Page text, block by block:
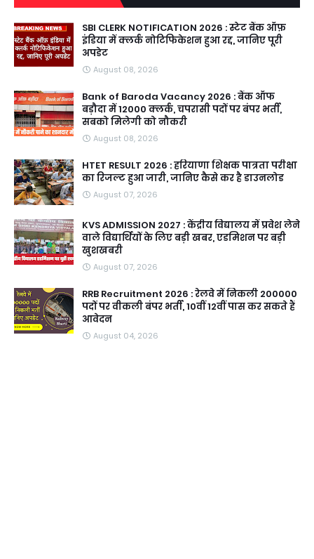
SBI CLERK NOTIFICATION 2026 : स्टेट बैंक ऑफ़
इंडिया में क्लर्क नोटिफिकेशन हुआ रद्द, जानिए पूरी
अपडेट
August 08, 2026
Bank of Baroda Vacancy 2026 : बैंक ऑफ
बड़ौदा में 12000 क्लर्क, चपरासी पदों पर बंपर भर्ती,
सबको मिलेगी को नौकरी
August 08, 2026
HTET RESULT 2026 : हरियाणा शिक्षक पात्रता परीक्षा
का रिजल्ट हुआ जारी, जानिए कैसे कर है डाउनलोड
August 07, 2026
KVS ADMISSION 2027 : केंद्रीय विद्यालय में प्रवेश लेने
वाले विद्यार्थियों के लिए बड़ी खबर, एडमिशन पर बड़ी
खुशखबरी
August 07, 2026
RRB Recruitment 2026 : रेलवे में निकली 200000
पदों पर वीकली बंपर भर्ती, 10वीं 12वीं पास कर सकते हैं
आवेदन
August 04, 2026